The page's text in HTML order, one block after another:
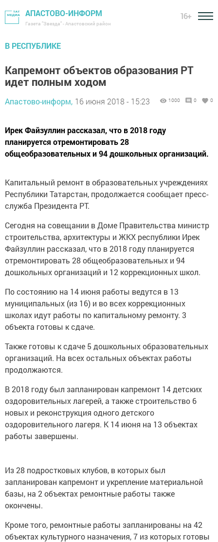
АПАСТОВО-ИНФОРМ
Газета "Звезда" - Апастовский район
16+
В РЕСПУБЛИКЕ
Капремонт объектов образования РТ
идет полным ходом
Апастово-информ, 16 июня 2018 - 15:23 1000 0 0
Ирек Файзуллин рассказал, что в 2018 году
планируется отремонтировать 28
общеобразовательных и 94 дошкольных организаций.
Капитальный ремонт в образовательных учреждениях
Республики Татарстан, продолжается сообщает пресс-
служба Президента РТ.
Сегодня на совещании в Доме Правительства министр
строительства, архитектуры и ЖКХ республики Ирек
Файзуллин рассказал, что в 2018 году планируется
отремонтировать 28 общеобразовательных и 94
дошкольных организаций и 12 коррекционных школ.
По состоянию на 14 июня работы ведутся в 13
муниципальных (из 16) и во всех коррекционных
школах идут работы по капитальному ремонту. 3
объекта готовы к сдаче.
Также готовы к сдаче 5 дошкольных образовательных
организаций. На всех остальных объектах работы
продолжаются.
В 2018 году был запланирован капремонт 14 детских
оздоровительных лагерей, а также строительство 6
новых и реконструкция одного детского
оздоровительного лагеря. К 14 июня на 13 объектах
работы завершены.
Из 28 подростковых клубов, в которых был
запланирован капремонт и укрепление материальной
базы, на 2 объектах ремонтные работы также
окончены.
Кроме того, ремонтные работы запланированы на 42
объектах культурного назначения, 7 из которых готовы